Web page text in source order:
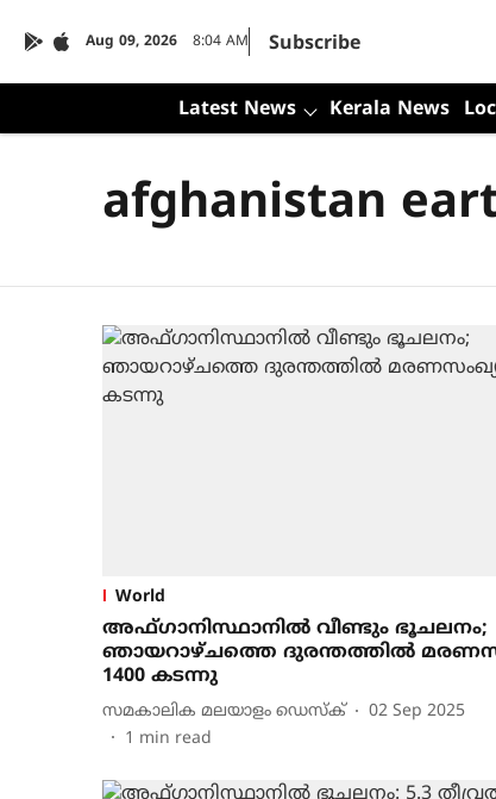
Aug 09, 2026 8:04 AM Subscribe
Latest News Kerala News
afghanistan
World
അഫ്ഗാനിസ്ഥാനില്‍ വീണ്ടും ഭൂചലനം;
ഞായറാഴ്ചത്തെ ദുരന്തത്തില്‍
1400 കടന്നു
സമകാലിക മലയാളം ഡെസ്ക്
02 Sep 2025
1 min read